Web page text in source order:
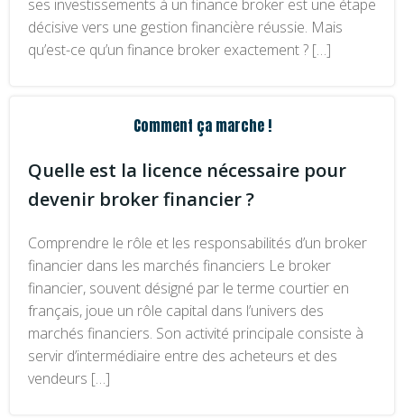
ses investissements à un finance broker est une étape
décisive vers une gestion financière réussie. Mais
qu’est-ce qu’un finance broker exactement ? […]
Comment ça marche !
Quelle est la licence nécessaire pour
devenir broker financier ?
Comprendre le rôle et les responsabilités d’un broker
financier dans les marchés financiers Le broker
financier, souvent désigné par le terme courtier en
français, joue un rôle capital dans l’univers des
marchés financiers. Son activité principale consiste à
servir d’intermédiaire entre des acheteurs et des
vendeurs […]